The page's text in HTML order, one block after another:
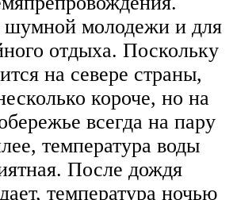
шумной молодежи и для
отдыха. Поскольку
на севере страны,
короче, но на
всегда на пару
температура воды
После дождя
температура ночью